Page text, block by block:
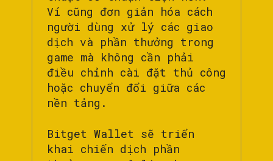
Ví cũng đơn giản hóa cách
người dùng xử lý các giao
dịch và phần thưởng trong
game mà không cần phải
điều chỉnh cài đặt thủ công
hoặc chuyển đổi giữa các
nền tảng.
Bitget Wallet sẽ triển
khai chiến dịch phần